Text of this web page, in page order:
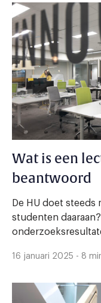
Wat is een
beantwoord
De HU doet
studenten
16 januari 2025 - 8